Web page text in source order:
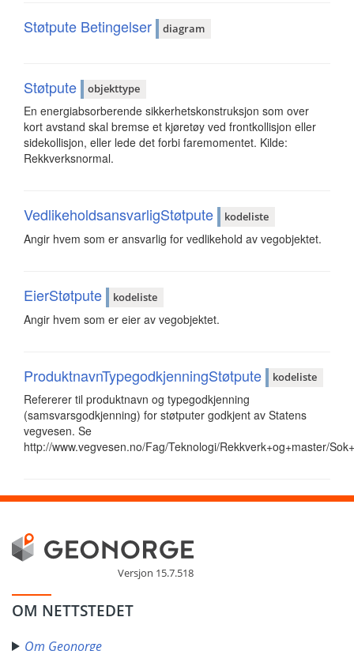
Støtpute Betingelser diagram
Støtpute objekttype
En energiabsorberende sikkerhetskonstruksjon som over
kort avstand skal bremse et kjøretøy ved frontkollisjon eller
sidekollisjon, eller lede det forbi faremomentet. Kilde:
Rekkverksnormal.
VedlikeholdsansvarligStøtpute kodeliste
Angir hvem som er ansvarlig for vedlikehold av vegobjektet.
EierStøtpute kodeliste
Angir hvem som er eier av vegobjektet.
ProduktnavnTypegodkjenningStøtpute kodeliste
Refererer til produktnavn og typegodkjenning
(samsvarsgodkjenning) for støtputer godkjent av Statens
vegvesen. Se
http://www.vegvesen.no/Fag/Teknologi/Rekkverk+og+master/